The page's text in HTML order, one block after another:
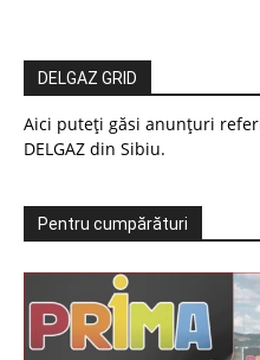
DELGAZ GRID
Aici puteți găsi anunțuri
DELGAZ din Sibiu.
Pentru cumpărături